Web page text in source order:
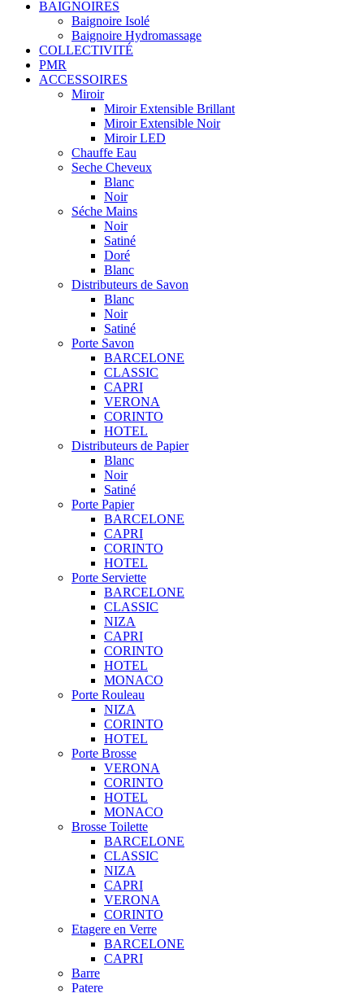
BAIGNOIRES
Baignoire Isolé
Baignoire Hydromassage
COLLECTIVITÉ
PMR
ACCESSOIRES
Miroir
Miroir Extensible Brillant
Miroir Extensible Noir
Miroir LED
Chauffe Eau
Seche Cheveux
Blanc
Noir
Séche Mains
Noir
Satiné
Doré
Blanc
Distributeurs de Savon
Blanc
Noir
Satiné
Porte Savon
BARCELONE
CLASSIC
CAPRI
VERONA
CORINTO
HOTEL
Distributeurs de Papier
Blanc
Noir
Satiné
Porte Papier
BARCELONE
CAPRI
CORINTO
HOTEL
Porte Serviette
BARCELONE
CLASSIC
NIZA
CAPRI
CORINTO
HOTEL
MONACO
Porte Rouleau
NIZA
CORINTO
HOTEL
Porte Brosse
VERONA
CORINTO
HOTEL
MONACO
Brosse Toilette
BARCELONE
CLASSIC
NIZA
CAPRI
VERONA
CORINTO
Etagere en Verre
BARCELONE
CAPRI
Barre
Patere